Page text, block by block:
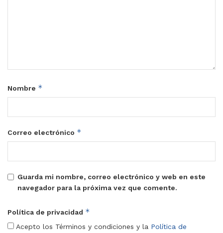
Nombre *
Correo electrónico *
Guarda mi nombre, correo electrónico y web en este
navegador para la próxima vez que comente.
Política de privacidad *
Acepto los Términos y condiciones y la Política de